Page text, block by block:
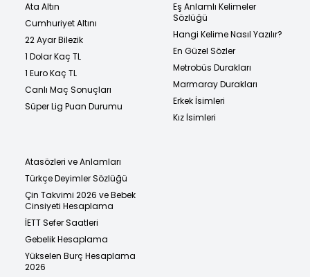
Ata Altın
Cumhuriyet Altını
22 Ayar Bilezik
1 Dolar Kaç TL
1 Euro Kaç TL
Canlı Maç Sonuçları
Süper Lig Puan Durumu
Eş Anlamlı Kelimeler
Sözlüğü
Hangi Kelime Nasıl Yazılır?
En Güzel Sözler
Metrobüs Durakları
Marmaray Durakları
Erkek İsimleri
Kız İsimleri
Atasözleri ve Anlamları
Türkçe Deyimler Sözlüğü
Çin Takvimi 2026 ve Bebek
Cinsiyeti Hesaplama
İETT Sefer Saatleri
Gebelik Hesaplama
Yükselen Burç Hesaplama
2026